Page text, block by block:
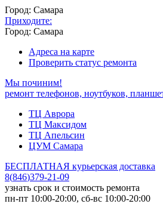
Город: Самара
Приходите:
Город: Самара
Адреса на карте
Проверить статус ремонта
Мы починим!
ремонт телефонов, ноутбуков,
ТЦ Аврора
ТЦ Максидом
ТЦ Апельсин
ЦУМ Самара
БЕСПЛАТНАЯ курьерская доставка
8(846)379-21-09
узнать срок и стоимость ремонта
пн-пт 10:00-20:00, сб-вс 10:00-20:00